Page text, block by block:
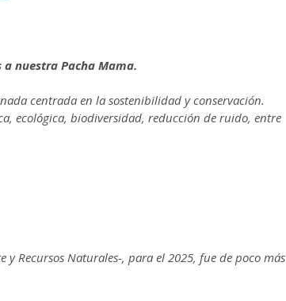
nuestra Pacha Mama.
centrada en la sostenibilidad y conservación.
ecológica, biodiversidad, reducción de ruido, entre
Recursos Naturales-, para el 2025, fue de poco más